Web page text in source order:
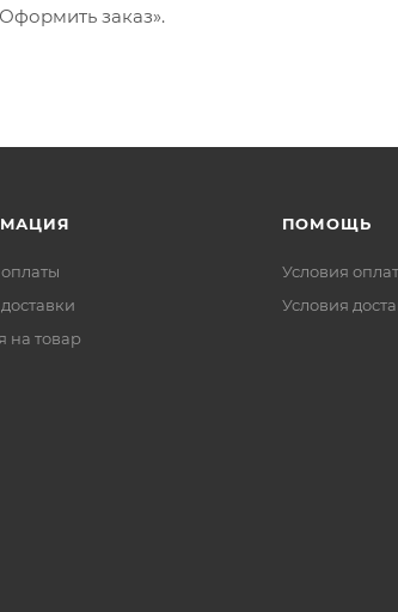
заказ».
на товар
ПОМОЩЬ
Условия
Условия